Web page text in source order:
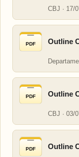
CBJ · 17/
PDF Outline
PDF Outline
CBJ · 03/
PDF Outline